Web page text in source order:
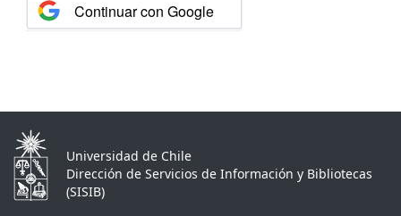
Continuar con Google
Universidad de Chile
Dirección de Servicios de Información y Bibliotecas
(SISIB)